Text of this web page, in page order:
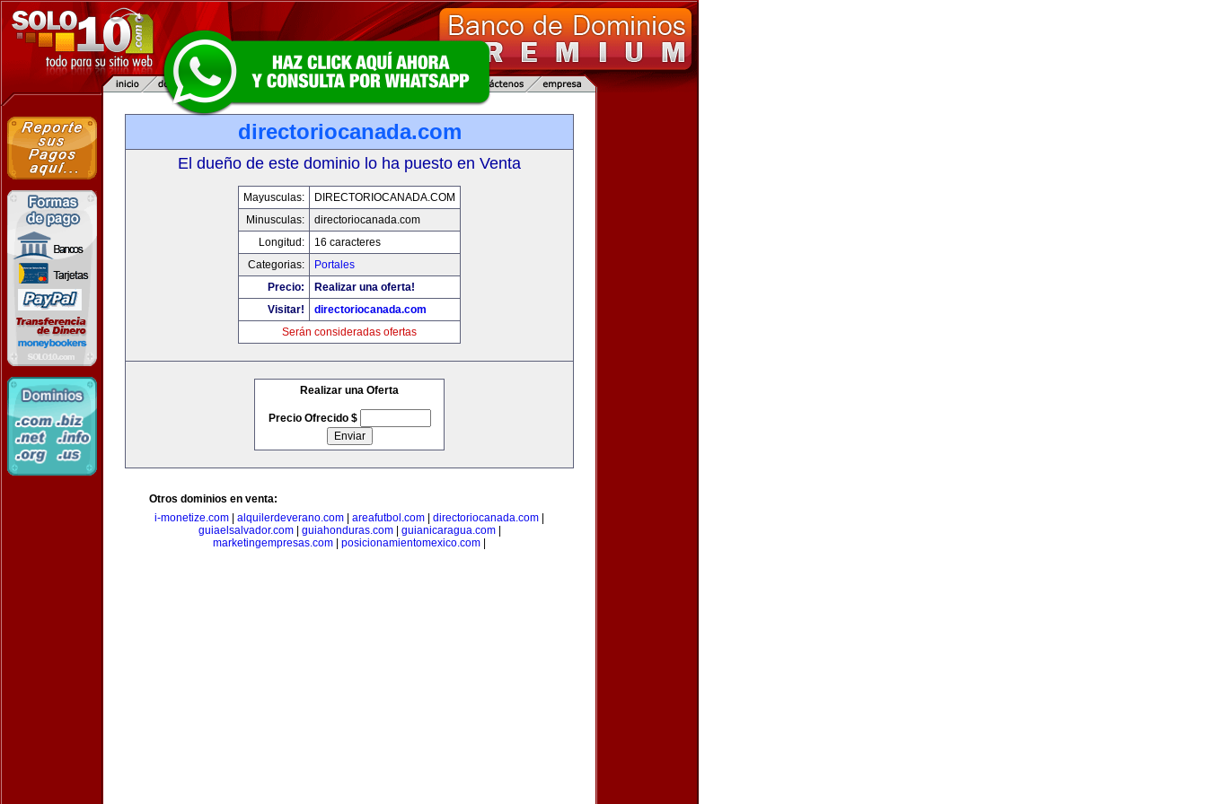
directoriocanada.com
El dueño de este dominio lo ha puesto en Venta
Mayusculas:
DIRECTORIOCANADA.COM
Minusculas:
directoriocanada.com
Longitud:
16 caracteres
Categorias:
Portales
Precio:
Realizar una oferta!
Visitar!
directoriocanada.com
Serán consideradas ofertas
Realizar una Oferta
Precio Ofrecido $
Otros dominios en venta:
i-monetize.com
alquilerdeverano.com areafutbol.com directoriocanada.com
guiaelsalvador.com| guiahonduras.com| guianicaragua.com|
marketingempresas.com
posicionamientomexico.com